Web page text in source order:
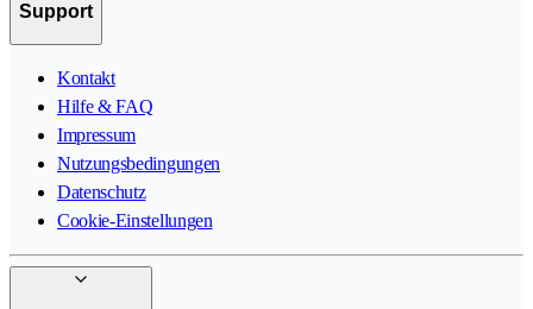
Support
Kontakt
Hilfe & FAQ
Impressum
Nutzungsbedingungen
Datenschutz
Cookie-Einstellungen